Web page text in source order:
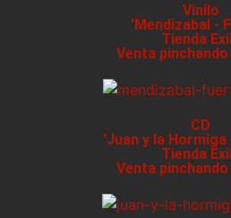
Vinilo
'Mendizabal -
Tienda
Venta
CD
'Juan y la Hormiga
Tienda
Venta